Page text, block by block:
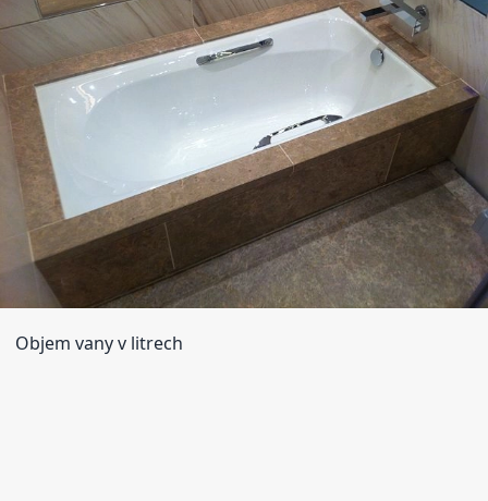
Objem vany v litrech